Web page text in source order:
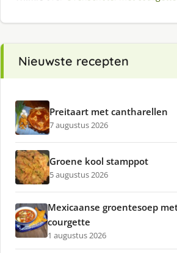
Nieuwste recepten
Preitaart met cantharellen
7 augustus 2026
Groene kool stamppot
5 augustus 2026
Mexicaanse groentesoep
courgette
1 augustus 2026